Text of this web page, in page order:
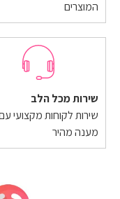
המוצרים
שירות מכל הלב
שירות לקוחות מקצועי
מענה מהיר